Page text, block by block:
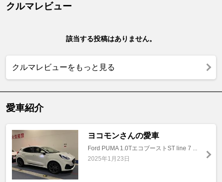
クルマレビュー
該当する投稿はありません。
クルマレビューをもっと見る
愛車紹介
ヨコモンさんの愛車
Ford PUMA 1.0TエコブーストST line 7 ...
2025年1月23日